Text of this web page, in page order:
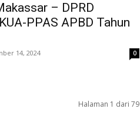
– DPRD
PPAS APBD Tahun
14, 2024 0
Halaman 1 dari 79